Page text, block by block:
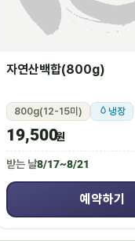
자연산백합(800g)
800g(12-15미) 냉장
19,500원
받는 날8/17~8/21
예약하기